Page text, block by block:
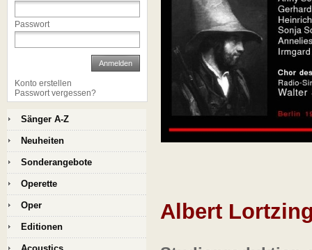
Albert
Passwort
Anmelden
Konto erstellen
Passwort vergessen?
Sänger A-Z
Neuheiten
Sonderangebote
Operette
Oper
Editionen